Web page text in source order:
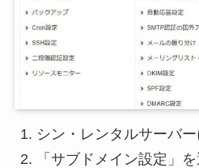
シン・レンタルサーバ
「サブドメイン設定」